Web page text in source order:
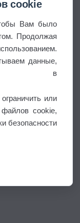
cookie
Вам было
Продолжая
данные,
в
или
файлов cookie,
безопасности